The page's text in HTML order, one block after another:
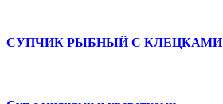
СУПЧИК РЫБНЫЙ С КЛЕЦКАМИ